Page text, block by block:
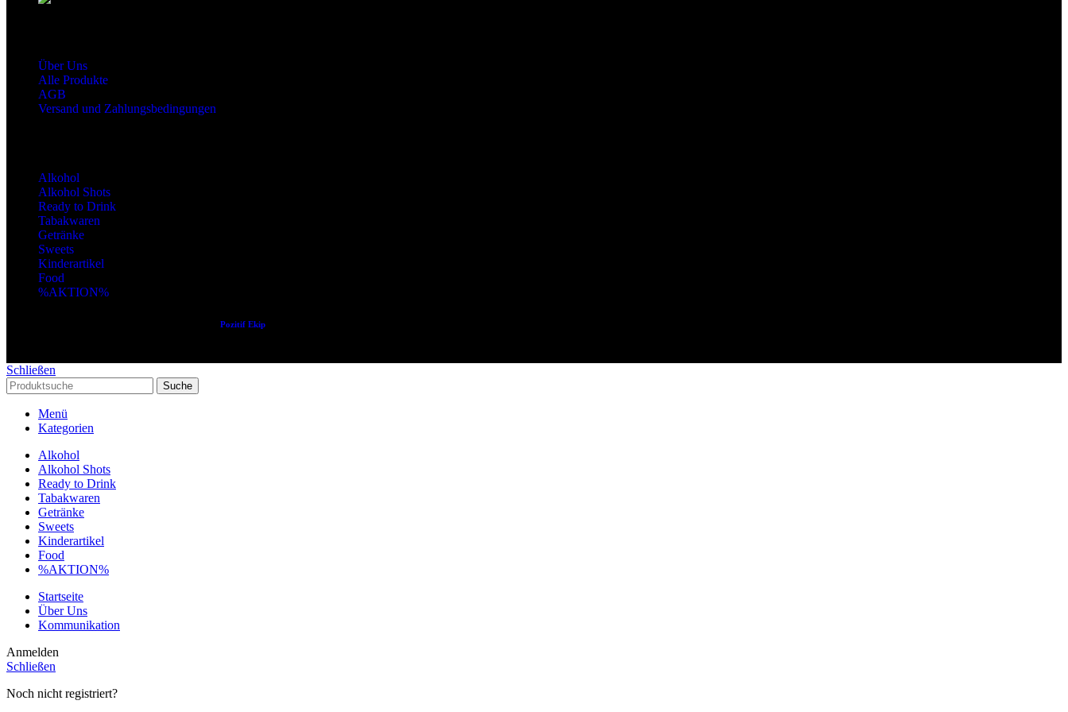
Über Uns
Alle Produkte
AGB
Versand und Zahlungsbedingungen
Alkohol
Alkohol Shots
Ready to Drink
Tabakwaren
Getränke
Sweets
Kinderartikel
Food
%AKTION%
Pozitif Ekip
Schließen
Suche
Menü
Kategorien
Alkohol
Alkohol Shots
Ready to Drink
Tabakwaren
Getränke
Sweets
Kinderartikel
Food
%AKTION%
Startseite
Über Uns
Kommunikation
Anmelden
Schließen
Noch nicht registriert?